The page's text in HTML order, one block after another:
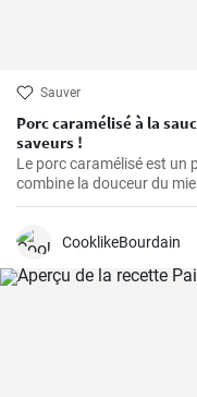
Sauver
Porc caramélisé à la
saveurs !
Le porc caramélisé est un
combine la douceur du
CooklikeBourdain